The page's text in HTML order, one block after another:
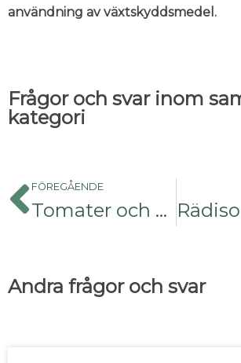
användning av växtskyddsmedel.
Frågor och svar inom
kategori
FÖREGÅENDE
Tomater och gräsklipp
Andra frågor och svar